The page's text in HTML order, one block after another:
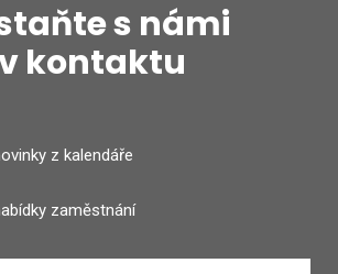
s námi
kontaktu
z kalendáře
zaměstnání